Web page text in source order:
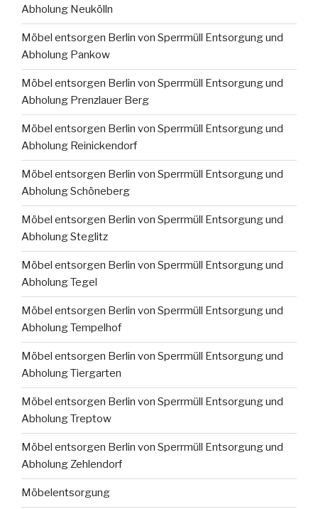
Abholung Neukölln
Möbel entsorgen Berlin von Sperrmüll Entsorgung und
Abholung Pankow
Möbel entsorgen Berlin von Sperrmüll Entsorgung und
Abholung Prenzlauer Berg
Möbel entsorgen Berlin von Sperrmüll Entsorgung und
Abholung Reinickendorf
Möbel entsorgen Berlin von Sperrmüll Entsorgung und
Abholung Schöneberg
Möbel entsorgen Berlin von Sperrmüll Entsorgung und
Abholung Steglitz
Möbel entsorgen Berlin von Sperrmüll Entsorgung und
Abholung Tegel
Möbel entsorgen Berlin von Sperrmüll Entsorgung und
Abholung Tempelhof
Möbel entsorgen Berlin von Sperrmüll Entsorgung und
Abholung Tiergarten
Möbel entsorgen Berlin von Sperrmüll Entsorgung und
Abholung Treptow
Möbel entsorgen Berlin von Sperrmüll Entsorgung und
Abholung Zehlendorf
Möbelentsorgung